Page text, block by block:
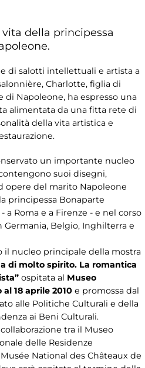
della principessa
di salotti intellettuali e artista a
Charlotte, figlia di
di Napoleone, ha espresso una
alimentata da una fitta rete di
della vita artistica e
un importante nucleo
suoi disegni,
opere del marito Napoleone
principessa Bonaparte
a Roma e a Firenze - e nel corso
Belgio, Inghilterra e
nucleo principale della mostra
di molto spirito. La romantica
ospitata al Museo
18 aprile 2010 e promossa dal
alle Politiche Culturali e della
ai Beni Culturali.
tra il Museo
delle Residenze
National des Châteaux de